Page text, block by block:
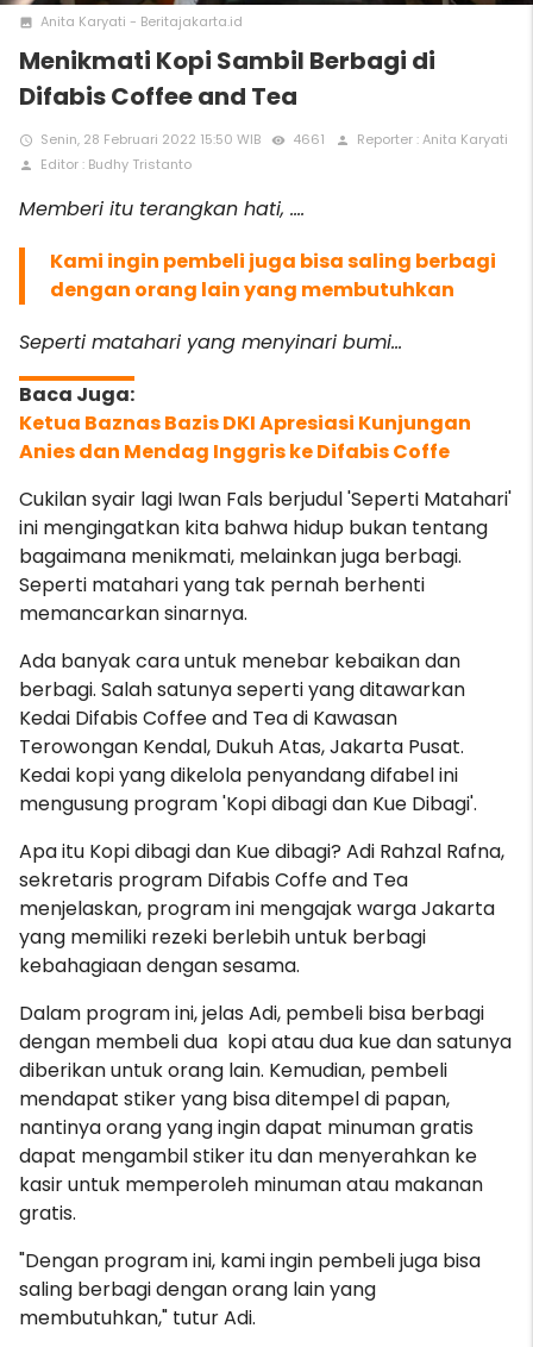
photo Anita Karyati - Beritajakarta.id
Menikmati Kopi Sambil Berbagi di
Difabis Coffee and Tea
access_time Senin, 28 Februari 2022 15:50 WIB remove_red_eye 4661 person Reporter : Anita Karyati
person Editor : Budhy Tristanto
Memberi itu terangkan hati, ....
Kami ingin pembeli juga bisa saling berbagi
dengan orang lain yang membutuhkan
Seperti matahari yang menyinari bumi...
Ketua Baznas Bazis DKI Apresiasi Kunjungan
Anies dan Mendag Inggris ke Difabis Coffe
Cukilan syair lagi Iwan Fals berjudul 'Seperti Matahari'
ini mengingatkan kita bahwa hidup bukan tentang
bagaimana menikmati, melainkan juga berbagi.
Seperti matahari yang tak pernah berhenti
memancarkan sinarnya.
Ada banyak cara untuk menebar kebaikan dan
berbagi. Salah satunya seperti yang ditawarkan
Kedai Difabis Coffee and Tea di Kawasan
Terowongan Kendal, Dukuh Atas, Jakarta Pusat.
Kedai kopi yang dikelola penyandang difabel ini
mengusung program 'Kopi dibagi dan Kue Dibagi'.
Apa itu Kopi dibagi dan Kue dibagi? Adi Rahzal Rafna,
sekretaris program Difabis Coffe and Tea
menjelaskan, program ini mengajak warga Jakarta
yang memiliki rezeki berlebih untuk berbagi
kebahagiaan dengan sesama.
Dalam program ini, jelas Adi, pembeli bisa berbagi
dengan membeli dua kopi atau dua kue dan satunya
diberikan untuk orang lain. Kemudian, pembeli
mendapat stiker yang bisa ditempel di papan,
nantinya orang yang ingin dapat minuman gratis
dapat mengambil stiker itu dan menyerahkan ke
kasir untuk memperoleh minuman atau makanan
gratis.
"Dengan program ini, kami ingin pembeli juga bisa
saling berbagi dengan orang lain yang
membutuhkan," tutur Adi.